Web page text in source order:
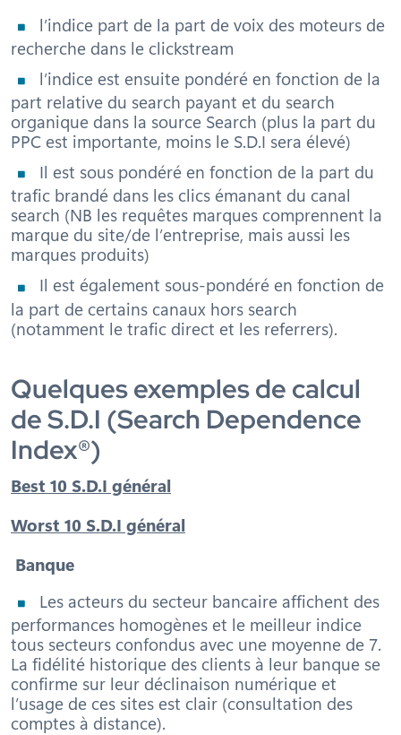
l’indice part de la part de voix des moteurs de
recherche dans le clickstream
l’indice est ensuite pondéré en fonction de la
part relative du search payant et du search
organique dans la source Search (plus la part du
PPC est importante, moins le S.D.I sera élevé)
Il est sous pondéré en fonction de la part du
trafic brandé dans les clics émanant du canal
search (NB les requêtes marques comprennent la
marque du site/de l’entreprise, mais aussi les
marques produits)
Il est également sous-pondéré en fonction de
la part de certains canaux hors search
(notamment le trafic direct et les referrers).
Quelques exemples de calcul
de S.D.I (Search Dependence
Index®)
Best 10 S.D.I général
Worst 10 S.D.I général
Banque
Les acteurs du secteur bancaire affichent des
performances homogènes et le meilleur indice
tous secteurs confondus avec une moyenne de 7.
La fidélité historique des clients à leur banque se
confirme sur leur déclinaison numérique et
l’usage de ces sites est clair (consultation des
comptes à distance).